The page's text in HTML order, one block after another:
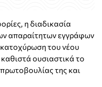
η διαδικασία
απαραίτητων εγγράφων
κατοχύρωση του νέου
ουσιαστικά το
της και